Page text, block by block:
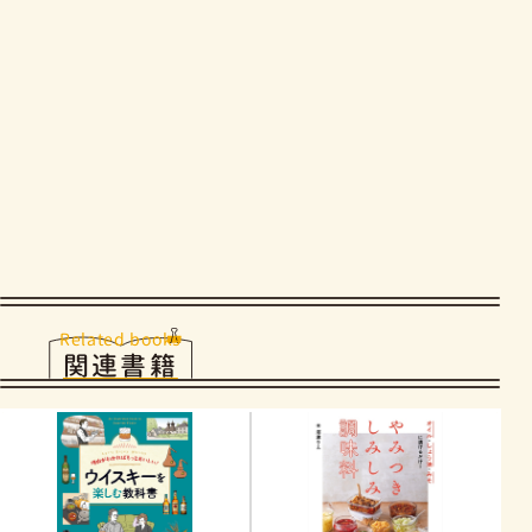
Related books
関連書籍